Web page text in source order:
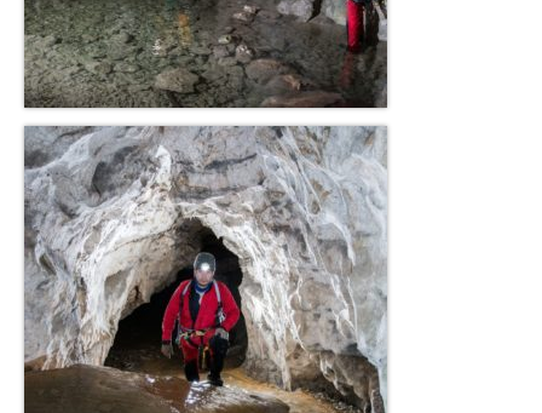
Galerie Explos
Galerie Secours
Blog
Presse
Téléchargements
Echos des Ténèbres
SC Arize Bulletins
Comptes rendus d’AG